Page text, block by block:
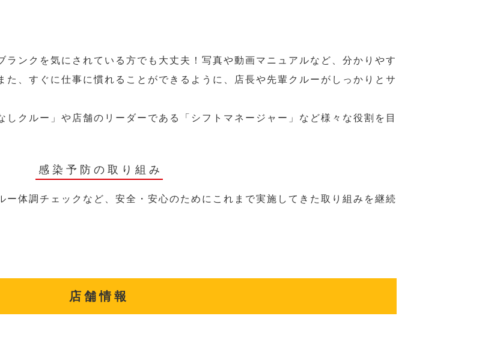
ランクを気にされている方でも大丈夫！写真や動画マニュアルなど、分かりやす
た、すぐに仕事に慣れることができるように、店長や先輩クルーがしっかりとサ
クルー」や店舗のリーダーである「シフトマネージャー」など様々な役割を目
感染予防の取り組み
ー体調チェックなど、安全・安心のためにこれまで実施してきた取り組みを継続
店舗情報